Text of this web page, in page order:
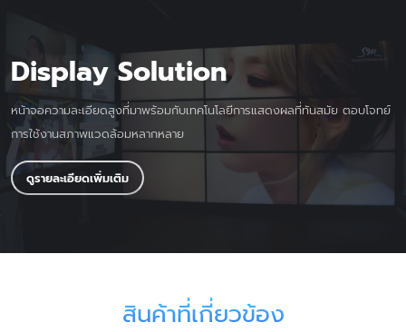
Display Solution
หน้าจอความละเอียดสูงที่มาพร้อมกับเทคโนโลยีการแสดงผลที่ทันสมัย ตอบโจทย์
การใช้งานสภาพแวดล้อมหลากหลาย
ดูรายละเอียดเพิ่มเติม
สินค้าที่เกี่ยวข้อง